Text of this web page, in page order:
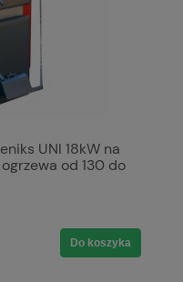
UNI 18kW na
od 130 do
Do koszyka